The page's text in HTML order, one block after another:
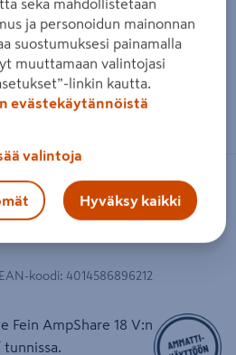
sormilla kosketusnäytöllä
GAL 1880
EAN-koodi: 4014586896212
Fein AmpShare 18 V:n
sekä mahdollistetaan
ja personoidun mainonnan
suostumuksesi painamalla
muuttamaan valintojasi
linkin kautta.
evästekäytännöistä
valintoja
Hyväksy kaikki